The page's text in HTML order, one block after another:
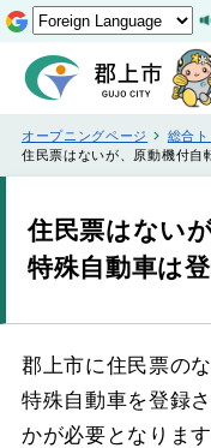
オープニングページ 総合
住民票はないが、原動機付自
住民票はない
特殊自動車は
郡上市に住民票の
特殊自動車を登録
かが必要となります